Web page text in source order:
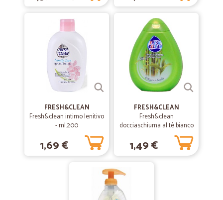
Buonissimo Supermercato online.Imballaggio alimentare ben fatto.
hanno anche degli omaggi.Liccio Nicolò
25/04/2020
Ricevuto tutto in meno di 48 ore,Spesa imballata perfettamente è
gradito omaggio all’interno!! Perfetto!
07/04/2020
—Virna D.
Servizio veloce ed efficiente
Servizio veloce ed efficiente . La spesa è arrivata a casa in meno di
Andrea P.
FRESH&CLEAN
Fresh&clean intimo lenitivo
- ml.200
1,69 €
FRESH&CLEAN
Fresh&clean
docciaschiuma al tè bianco
e bambù - ml.250
1,49 €